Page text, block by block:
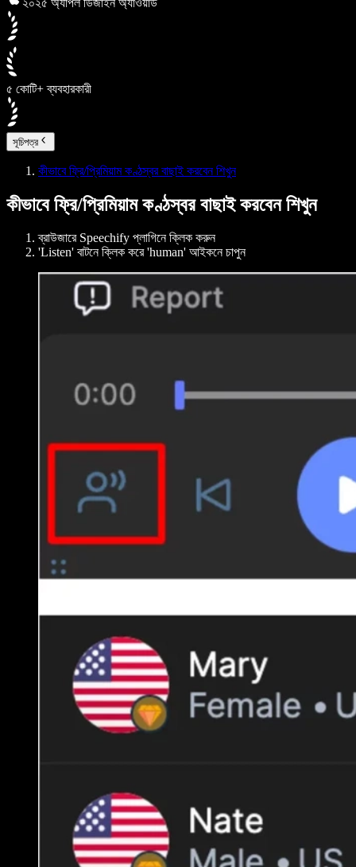
২০২৫ অ্যাপল ডিজাইন অ্যাওয়ার্ড
৫ কোটি+ ব্যবহারকারী
সূচিপত্র
কীভাবে ফ্রি/প্রিমিয়াম কণ্ঠস্বর বাছাই করবেন শিখুন
কীভাবে ফ্রি/প্রিমিয়াম কণ্ঠস্বর বাছাই করবেন শিখুন
ব্রাউজারে Speechify প্লাগিনে ক্লিক করুন
'Listen' বাটনে ক্লিক করে 'human' আইকনে চাপুন